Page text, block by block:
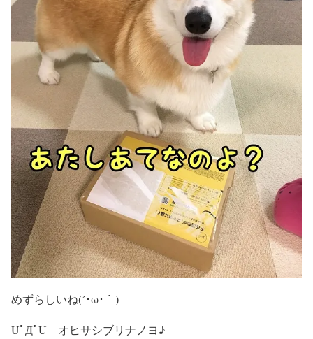
めずらしいね(´･ω･｀)
UﾟДﾟU オヒサシブリナノヨ♪